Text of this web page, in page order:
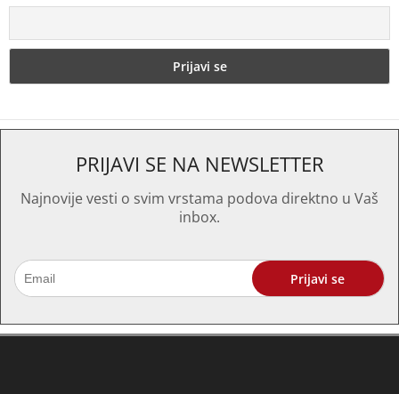
PRIJAVI SE NA NEWSLETTER
Najnovije vesti o svim vrstama podova direktno u Vaš
inbox.